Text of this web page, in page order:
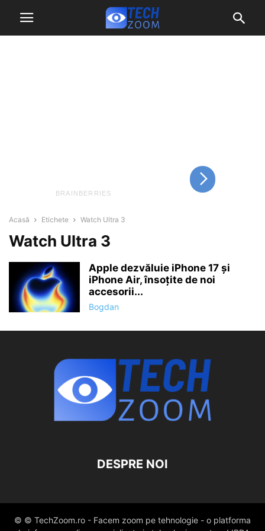
Acasă Etichete Watch Ultra 3
Watch Ultra 3
Apple dezvăluie iPhone 17 și
iPhone Air, însoțite de noi
accesorii...
Bogdan
DESPRE NOI
© © TechZoom.ro - Facem zoom pe tehnologie - o platforma